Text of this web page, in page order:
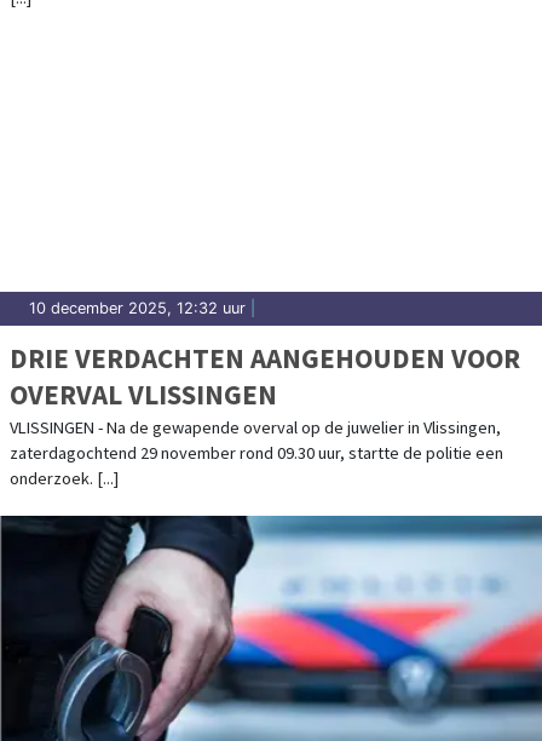
10 december 2025, 12:32 uur
DRIE VERDACHTEN AANGEHOUDEN VOOR
OVERVAL VLISSINGEN
VLISSINGEN - Na de gewapende overval op de juwelier in Vlissingen,
zaterdagochtend 29 november rond 09.30 uur, startte de politie een
onderzoek. [...]